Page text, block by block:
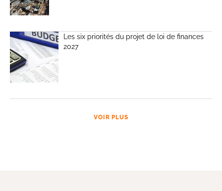
Les six priorités du projet de loi de finances
2027
VOIR PLUS